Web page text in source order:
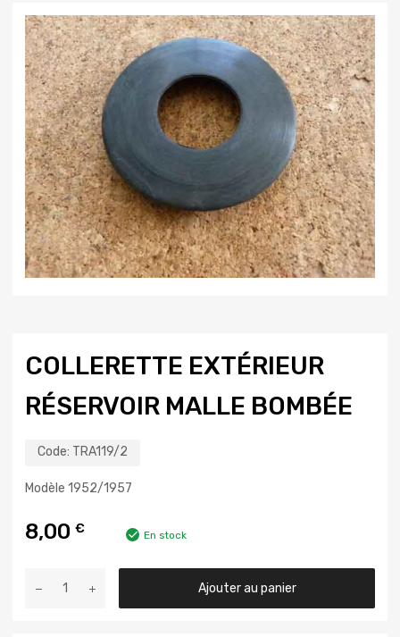
COLLERETTE EXTÉRIEUR
RÉSERVOIR MALLE BOMBÉE
Code: TRA119/2
Modèle 1952/1957
8,00 € En stock
Ajouter au panier